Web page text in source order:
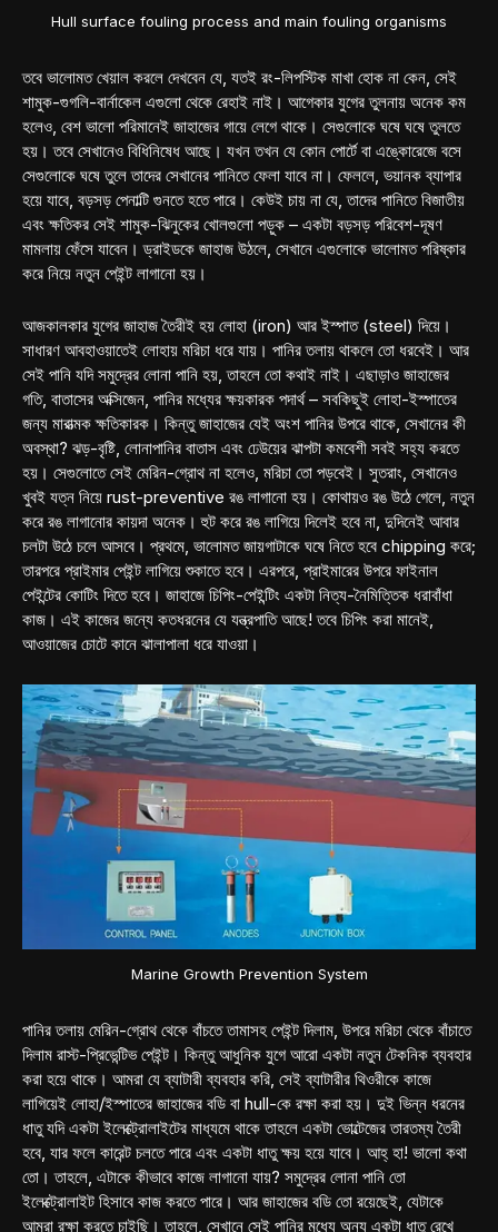
Hull surface fouling process and main fouling organisms
তবে ভালোমত খেয়াল করলে দেখবেন যে, যতই রং-লিপস্টিক মাখা হোক না কেন, সেই
শামুক-গুগলি-বার্নাকেল এগুলো থেকে রেহাই নাই। আগেকার যুগের তুলনায় অনেক কম
হলেও, বেশ ভালো পরিমানেই জাহাজের গায়ে লেগে থাকে। সেগুলোকে ঘষে ঘষে তুলতে
হয়। তবে সেখানেও বিধিনিষেধ আছে। যখন তখন যে কোন পোর্টে বা এঙ্কোরেজে বসে
সেগুলোকে ঘষে তুলে তাদের সেখানের পানিতে ফেলা যাবে না। ফেললে, ভয়ানক ব্যাপার
হয়ে যাবে, বড়সড় পেনাল্টি গুনতে হতে পারে। কেউই চায় না যে, তাদের পানিতে বিজাতীয়
এবং ক্ষতিকর সেই শামুক-ঝিনুকের খোলগুলো পড়ুক – একটা বড়সড় পরিবেশ-দূষণ
মামলায় ফেঁসে যাবেন। ড্রাইডকে জাহাজ উঠলে, সেখানে এগুলোকে ভালোমত পরিষ্কার
করে নিয়ে নতুন পেইন্ট লাগানো হয়।
আজকালকার যুগের জাহাজ তৈরীই হয় লোহা (iron) আর ইস্পাত (steel) দিয়ে।
সাধারণ আবহাওয়াতেই লোহায় মরিচা ধরে যায়। পানির তলায় থাকলে তো ধরবেই। আর
সেই পানি যদি সমুদ্রের লোনা পানি হয়, তাহলে তো কথাই নাই। এছাড়াও জাহাজের
গতি, বাতাসের অক্সিজেন, পানির মধ্যের ক্ষয়কারক পদার্থ – সবকিছুই লোহা-ইস্পাতের
জন্য মারাত্মক ক্ষতিকারক। কিন্তু জাহাজের যেই অংশ পানির উপরে থাকে, সেখানের কী
অবস্থা? ঝড়-বৃষ্টি, লোনাপানির বাতাস এবং ঢেউয়ের ঝাপটা কমবেশী সবই সহ্য করতে
হয়। সেগুলোতে সেই মেরিন-গ্রোথ না হলেও, মরিচা তো পড়বেই। সুতরাং, সেখানেও
খুবই যত্ন নিয়ে rust-preventive রঙ লাগানো হয়। কোথায়ও রঙ উঠে গেলে, নতুন
করে রঙ লাগানোর কায়দা অনেক। হুট করে রঙ লাগিয়ে দিলেই হবে না, দুদিনেই আবার
চলটা উঠে চলে আসবে। প্রথমে, ভালোমত জায়গাটাকে ঘষে নিতে হবে chipping করে;
তারপরে প্রাইমার পেইন্ট লাগিয়ে শুকাতে হবে। এরপরে, প্রাইমারের উপরে ফাইনাল
পেইন্টের কোটিং দিতে হবে। জাহাজে চিপিং-পেইন্টিং একটা নিত্য-নৈমিত্তিক ধরাবাঁধা
কাজ। এই কাজের জন্যে কতধরনের যে যন্ত্রপাতি আছে! তবে চিপিং করা মানেই,
আওয়াজের চোটে কানে ঝালাপালা ধরে যাওয়া।
Marine Growth Prevention System
পানির তলায় মেরিন-গ্রোথ থেকে বাঁচতে তামাসহ পেইন্ট দিলাম, উপরে মরিচা থেকে বাঁচাতে
দিলাম রাস্ট-প্রিভেন্টিভ পেইন্ট। কিন্তু আধুনিক যুগে আরো একটা নতুন টেকনিক ব্যবহার
করা হয়ে থাকে। আমরা যে ব্যাটারী ব্যবহার করি, সেই ব্যাটারীর থিওরীকে কাজে
লাগিয়েই লোহা/ইস্পাতের জাহাজের বডি বা hull-কে রক্ষা করা হয়। দুই ভিন্ন ধরনের
ধাতু যদি একটা ইলেক্ট্রোলাইটের মাধ্যমে থাকে তাহলে একটা ভোল্টেজের তারতম্য তৈরী
হবে, যার ফলে কারেন্ট চলতে পারে এবং একটা ধাতু ক্ষয় হয়ে যাবে। আহ্‌ হা! ভালো কথা
তো। তাহলে, এটাকে কীভাবে কাজে লাগানো যায়? সমুদ্রের লোনা পানি তো
ইলেক্ট্রোলাইট হিসাবে কাজ করতে পারে। আর জাহাজের বডি তো রয়েছেই, যেটাকে
আমরা রক্ষা করতে চাইছি। তাহলে, সেখানে সেই পানির মধ্যে অন্য একটা ধাতু রেখে